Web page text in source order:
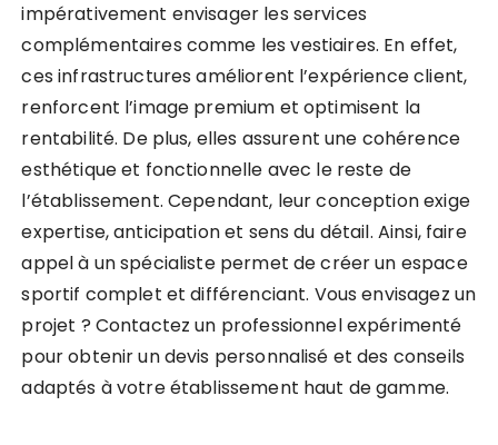
impérativement envisager les services
complémentaires comme les vestiaires. En effet,
ces infrastructures améliorent l’expérience client,
renforcent l’image premium et optimisent la
rentabilité. De plus, elles assurent une cohérence
esthétique et fonctionnelle avec le reste de
l’établissement. Cependant, leur conception exige
expertise, anticipation et sens du détail. Ainsi, faire
appel à un spécialiste permet de créer un espace
sportif complet et différenciant. Vous envisagez un
projet ? Contactez un professionnel expérimenté
pour obtenir un devis personnalisé et des conseils
adaptés à votre établissement haut de gamme.